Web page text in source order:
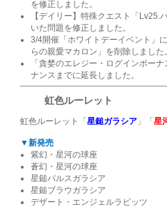
を修正しました。
【デイリー】特殊クエスト「
いた問題を修正しました。
3/4開催「ホワイトデーイベント」
らの親愛マカロン」を削除しました。
「貪婪のエレジー・ログインボー
ナンスまでに延長しました。
虹色ルーレット
虹色ルーレット「 星鎚ガラシア」「 星
▼新発売
紫幻・星河の球座
蒼幻・星河の球座
星鎚パルスガラシア
星鎚ブラウガラシア
デザート・エンジェルラビッツ